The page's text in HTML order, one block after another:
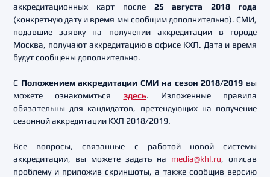
аккредитационных карт после25 августа 2018 года
(конкретную дату и время мы сообщим дополнительно). СМИ,
подавшие заявку на получении аккредитации в городе
Москва, получают аккредитацию в офисе КХЛ. Дата и время
будут сообщены дополнительно.
С Положением аккредитации СМИ на сезон 2018/2019 вы
можете ознакомиться здесь. Изложенные правила
обязательны для кандидатов, претендующих на получение
сезонной аккредитации КХЛ 2018/2019.
Все вопросы, связанные с работой новой системы
аккредитации, вы можете задать на media@khl.ru, описав
проблему и приложив скриншоты, а также сообщив версию